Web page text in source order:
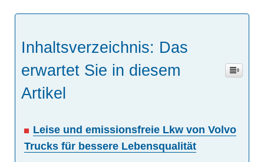
Inhaltsverzeichnis: Das
erwartet Sie in diesem
Artikel
Leise und emissionsfreie Lkw von Volvo
Trucks für bessere Lebensqualität